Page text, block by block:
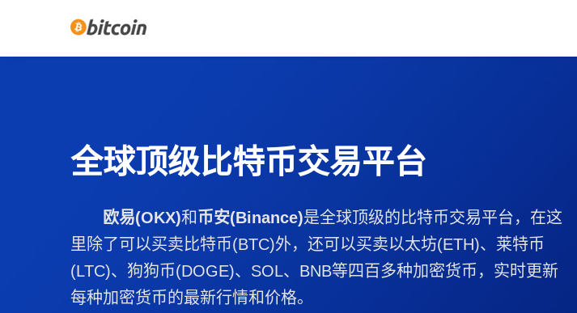
全球顶级比特币交易平台
欧易(OKX)和 币安(Binance)是全球顶级的比特币交易平台，在这
里除了可以买卖比特币(BTC)外，还可以买卖以太坊(ETH)、莱特币
(LTC)、狗狗币(DOGE)、SOL、BNB等四百多种加密货币，实时更新
每种加密货币的最新行情和价格。